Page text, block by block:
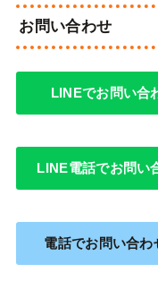
お問い合わせ
LINEでお問い合
LINE電話でお問い
電話でお問い合わ